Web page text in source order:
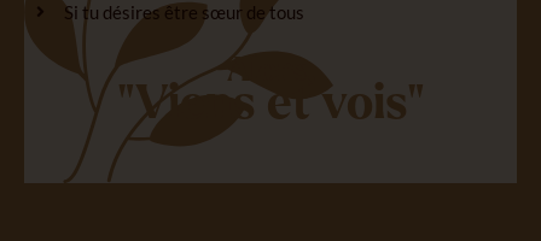
Si tu désires être sœur de tous
Alors,
"Viens et vois"